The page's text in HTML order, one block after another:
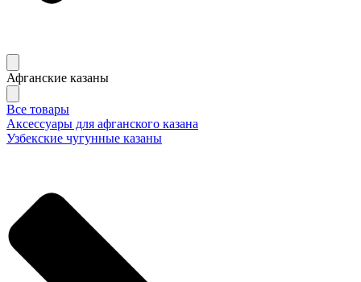
Афганские казаны
Все товары
Аксессуары для афганского казана
Узбекские чугунные казаны